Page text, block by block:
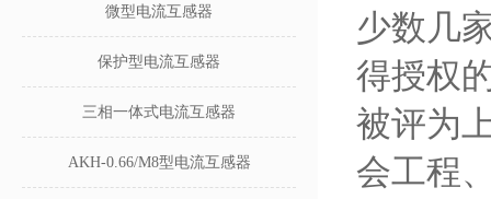
微型电流互感器
保护型电流互感器
三相一体式电流互感器
AKH-0.66/M8型电流互感器
少数几
得授权
被评为
会工程